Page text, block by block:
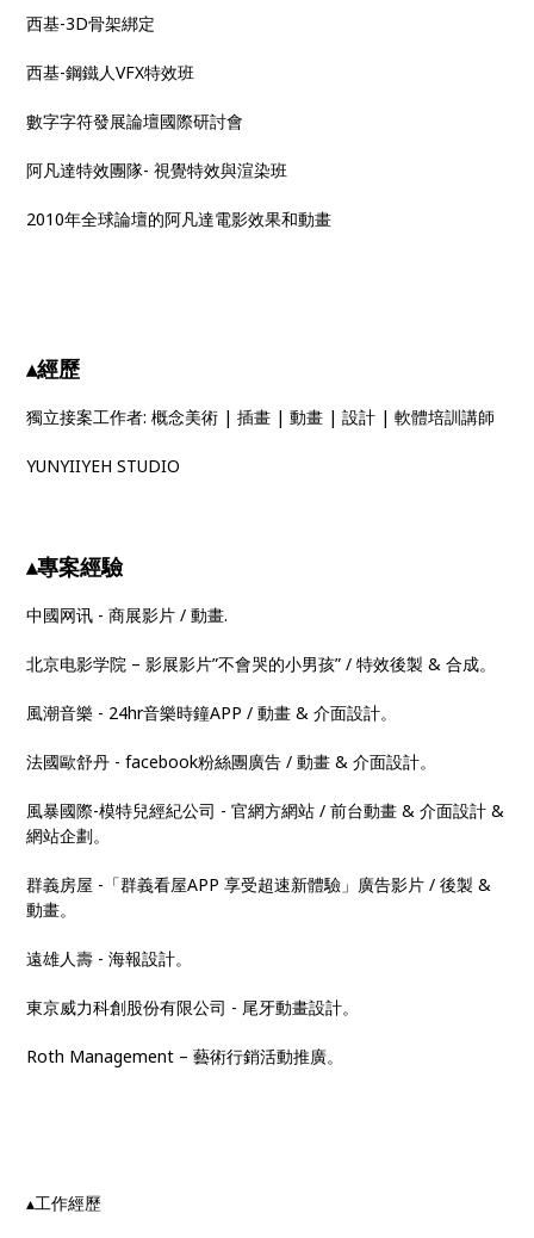
西基-3D骨架綁定
西基-鋼鐵人VFX特效班
數字字符發展論壇國際研討會
阿凡達特效團隊- 視覺特效與渲染班
2010年全球論壇的阿凡達電影效果和動畫
▴經歷
獨立接案工作者: 概念美術 | 插畫 | 動畫 | 設計 | 軟體培訓講師
YUNYIIYEH STUDIO​​
▴專案經驗
中國网讯 - 商展影片 / 動畫.
北京电影学院 – 影展影片”不會哭的小男孩” / 特效後製 & 合成。
風潮音樂 - 24hr音樂時鐘APP / 動畫 & 介面設計。
法國歐舒丹 - facebook粉絲團廣告 / 動畫 & 介面設計。
風暴國際-模特兒經紀公司 - 官網方網站 / 前台動畫 & 介面設計 &
網站企劃。
群義房屋 -「群義看屋APP 享受超速新體驗」廣告影片 / 後製 &
動畫。
遠雄人壽 - 海報設計。
東京威力科創股份有限公司 - 尾牙動畫設計。
Roth Management – 藝術行銷活動推廣。
▴工作經歷